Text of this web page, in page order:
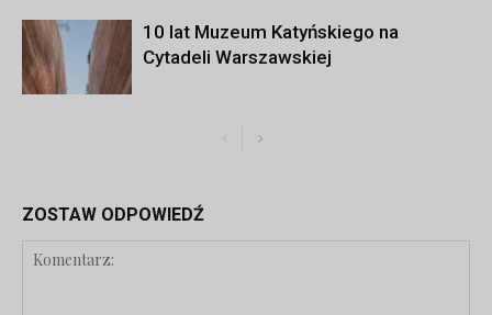
10 lat Muzeum Katyńskiego na
Cytadeli Warszawskiej
ZOSTAW ODPOWIEDŹ